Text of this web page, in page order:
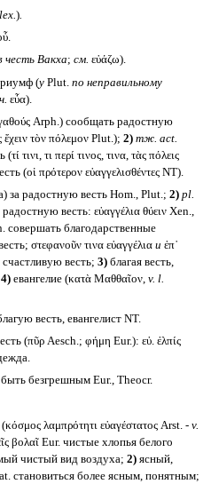
).
честь Вакха; см. εὐάζω).
(уPlut. по неправильному
εὖα).
Arph.) сообщать радостную
ἔχειν τὸν πόλεμον Plut.); 2) тж. act.
τινι, τι περί τινος, τινα, τὰς πόλεις
(οἱ πρότερον εὐαγγελισθέντες NT).
за радостную весть Hom., Plut.; 2) pl.
весть: εὐαγγέλια θύειν Xen.,
совершать благодарственные
στεφανοῦν τινα εὐαγγέλια и ἐπ᾽
счастливую весть; 3)благая весть,
4)евангелие (κατὰ Μαθθαῖον, v. l.
весть, евангелист NT.
(πῦρ Aesch.; φήμη Eur.): εὐ. ἐλπίς
безгрешным Eur., Theocr.
λαμπρότητι εὐαγέστατος Arst. - v.
βολαῖ Eur. чистые хлопья белого
чистый вид воздуха; 2)ясный,
становиться более ясным, понятным;